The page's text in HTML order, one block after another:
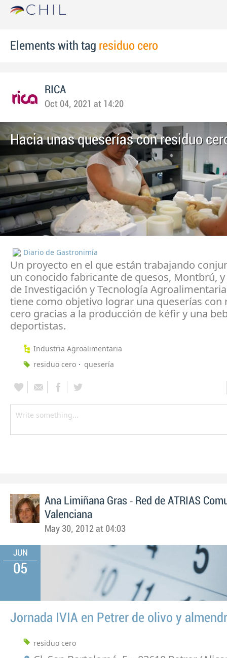
Elements with tag residuo cero
RICA
Oct 04, 2021 at 14:20
Hacia unas queserías con residuo
Diario de Gastronimía
Un proyecto en el que están trabajando
un conocido fabricante de quesos, Montbrú,
de Investigación y Tecnología
tiene como objetivo lograr una queserías con
cero gracias a la producción de kéfir y una
deportistas.
Industria Agroalimentaria
residuo cero
quesería
Ana Limiñana Gras - Red de ATRIAS
Valenciana
May 30, 2012 at 04:03
JUN
05
Jornada IVIA en Petrer de olivo y
residuo cero